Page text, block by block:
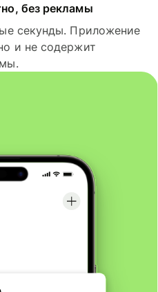
без рекламы
секунды. Приложение
и не содержит